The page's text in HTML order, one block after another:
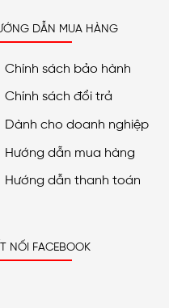
DẪN MUA HÀNG
Chính sách bảo hành
Chính sách đổi trả
Dành cho doanh nghiệp
Hướng dẫn mua hàng
Hướng dẫn thanh toán
NỐI FACEBOOK